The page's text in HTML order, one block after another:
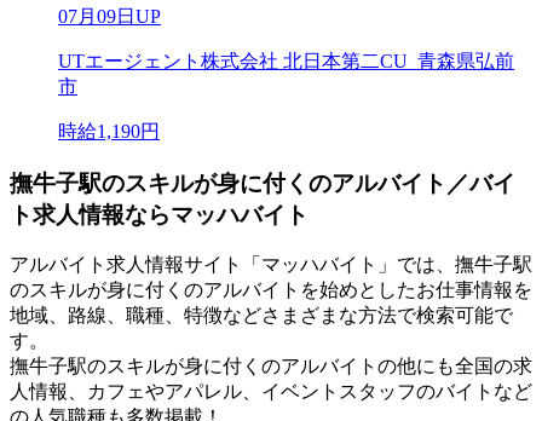
07月09日UP
UTエージェント株式会社 北日本第二CU_青森県弘前
市
時給1,190円
撫牛子駅のスキルが身に付くのアルバイト／バイ
ト求人情報ならマッハバイト
アルバイト求人情報サイト「マッハバイト」では、撫牛子駅
のスキルが身に付くのアルバイトを始めとしたお仕事情報を
地域、路線、職種、特徴などさまざまな方法で検索可能で
す。
撫牛子駅のスキルが身に付くのアルバイトの他にも全国の求
人情報、カフェやアパレル、イベントスタッフのバイトなど